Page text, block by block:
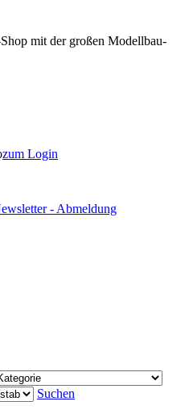
mit der großen Modellbau-
zum Login
- Abmeldung
Suchen